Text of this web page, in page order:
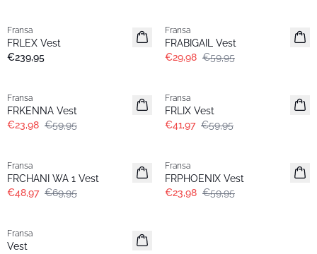
Fransa
FRLEX Vest
€239,95
Fransa
FRABIGAIL Vest
€29,98 €59,95
Fransa
FRKENNA Vest
€23,98 €59,95
Fransa
FRLIX Vest
€41,97 €59,95
Fransa
FRCHANI WA 1 Vest
€48,97 €69,95
Fransa
FRPHOENIX Vest
€23,98 €59,95
Fransa
Vest